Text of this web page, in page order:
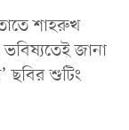
শাহরুখ
জানা
ছবির শুটিং